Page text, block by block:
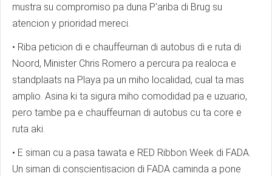
mustra su compromiso pa duna P'ariba di Brug su
atencion y prioridad mereci.
• Riba peticion di e chauffeurnan di autobus di e ruta di
Noord, Minister Chris Romero a percura pa realoca e
standplaats na Playa pa un miho localidad, cual ta mas
amplio. Asina ki ta sigura miho comodidad pa e uzuario,
pero tambe pa e chauffeurnan di autobus cu ta core e
ruta aki.
• E siman cu a pasa tawata e RED Ribbon Week di FADA.
Un siman di conscientisacion di FADA caminda a pone